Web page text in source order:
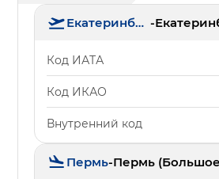
Екатеринбург -
Код ИАТА
Код ИКАО
Внутренний код
Пермь-Пермь